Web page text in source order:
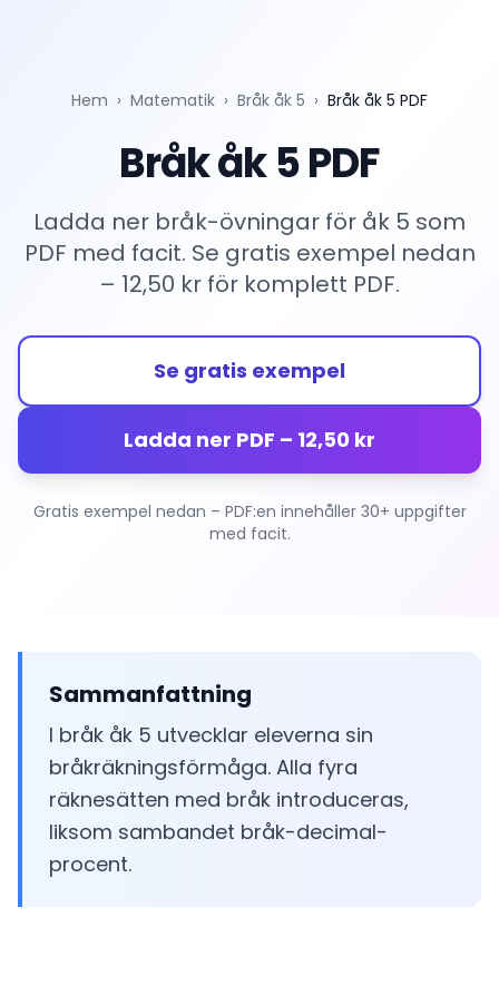
Hem › Matematik › Bråk åk 5 › Bråk åk 5 PDF
Bråk åk 5 PDF
Ladda ner bråk-övningar för åk 5 som
PDF med facit. Se gratis exempel nedan
– 12,50 kr för komplett PDF.
Se gratis exempel
Ladda ner PDF – 12,50 kr
Gratis exempel nedan – PDF:en innehåller 30+ uppgifter
med facit.
Sammanfattning
I bråk åk 5 utvecklar eleverna sin
bråkräkningsförmåga. Alla fyra
räknesätten med bråk introduceras,
liksom sambandet bråk-decimal-
procent.